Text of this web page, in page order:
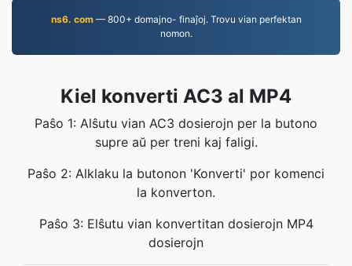
ns6. com— 800+ domajno- finaĵoj. Trovu vian perfektan
nomon.
Kiel konverti AC3 al MP4
Paŝo 1: Alŝutu vian AC3 dosierojn per la butono
supre aŭ per treni kaj faligi.
Paŝo 2: Alklaku la butonon 'Konverti' por komenci
la konverton.
Paŝo 3: Elŝutu vian konvertitan dosierojn MP4
dosierojn